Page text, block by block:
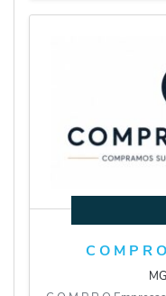
C O M P R
MG